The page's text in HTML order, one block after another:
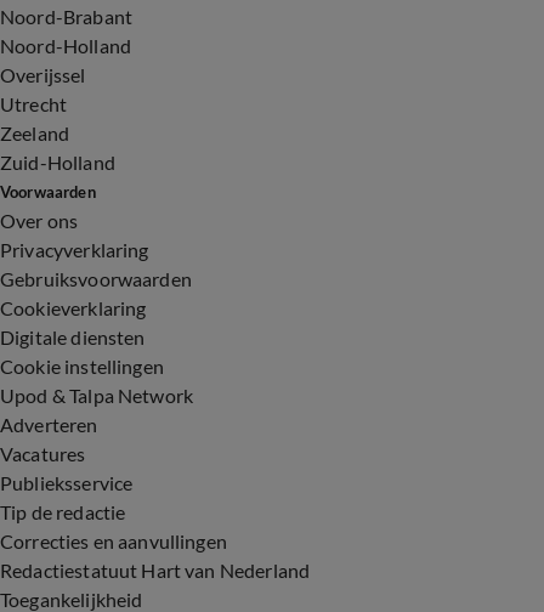
Noord-Brabant
Noord-Holland
Overijssel
Utrecht
Zeeland
Zuid-Holland
Voorwaarden
Over ons
Privacyverklaring
Gebruiksvoorwaarden
Cookieverklaring
Digitale diensten
Cookie instellingen
Upod & Talpa Network
Adverteren
Vacatures
Publieksservice
Tip de redactie
Correcties en aanvullingen
Redactiestatuut Hart van Nederland
Toegankelijkheid